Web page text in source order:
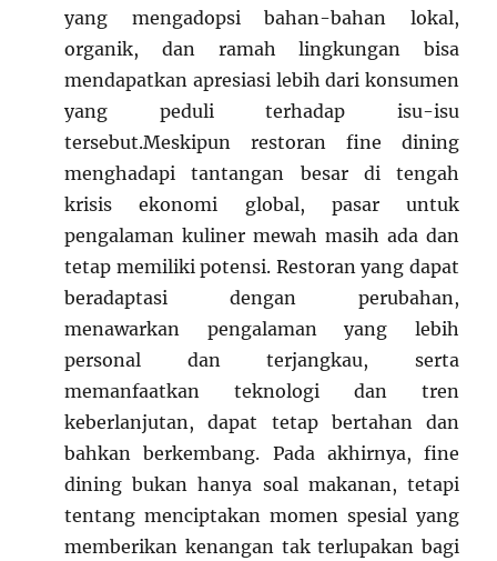
yang mengadopsi bahan-bahan lokal,
organik, dan ramah lingkungan bisa
mendapatkan apresiasi lebih dari konsumen
yang peduli terhadap isu-isu
tersebut.Meskipun restoran fine dining
menghadapi tantangan besar di tengah
krisis ekonomi global, pasar untuk
pengalaman kuliner mewah masih ada dan
tetap memiliki potensi. Restoran yang dapat
beradaptasi dengan perubahan,
menawarkan pengalaman yang lebih
personal dan terjangkau, serta
memanfaatkan teknologi dan tren
keberlanjutan, dapat tetap bertahan dan
bahkan berkembang. Pada akhirnya, fine
dining bukan hanya soal makanan, tetapi
tentang menciptakan momen spesial yang
memberikan kenangan tak terlupakan bagi